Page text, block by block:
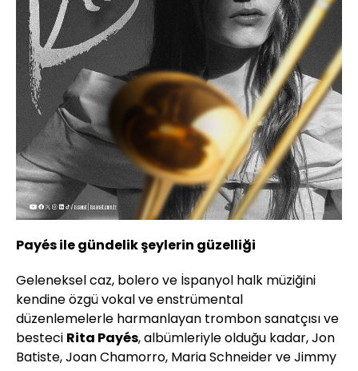
Payés ile gündelik şeylerin güzelliği
Geleneksel caz, bolero ve İspanyol halk müziğini
kendine özgü vokal ve enstrümental
düzenlemelerle harmanlayan trombon sanatçısı ve
besteci Rita Payés, albümleriyle olduğu kadar, Jon
Batiste, Joan Chamorro, Maria Schneider ve Jimmy